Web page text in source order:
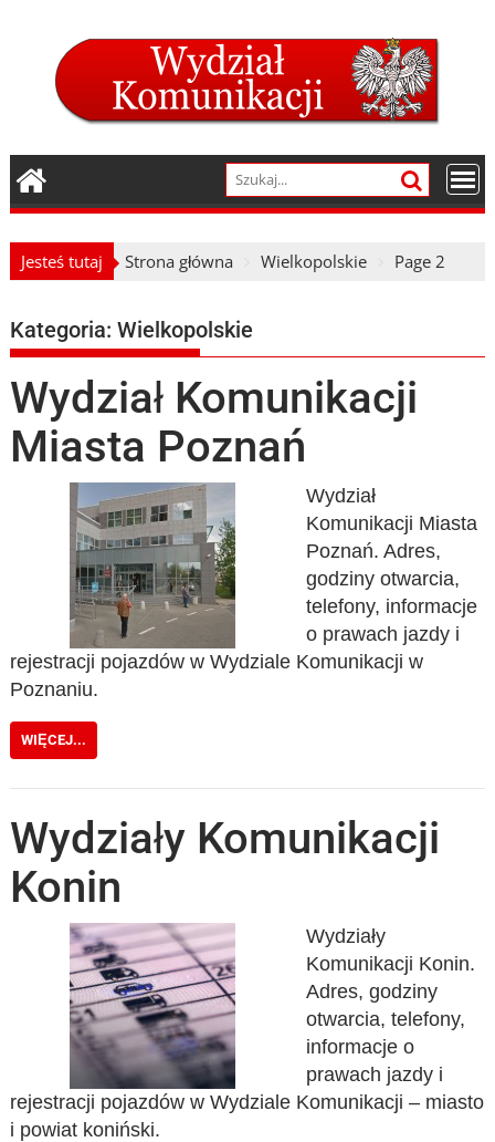
Jesteś tutaj Strona główna Wielkopolskie Page 2
Kategoria:Wielkopolskie
Wydział Komunikacji
Miasta Poznań
Wydział
Komunikacji Miasta
Poznań. Adres,
godziny otwarcia,
telefony, informacje
o prawach jazdy i
rejestracji pojazdów w Wydziale Komunikacji w
Poznaniu.
WIĘCEJ...
Wydziały Komunikacji
Konin
Wydziały
Komunikacji Konin.
Adres, godziny
otwarcia, telefony,
informacje o
prawach jazdy i
rejestracji pojazdów w Wydziale Komunikacji – miasto
i powiat koniński.